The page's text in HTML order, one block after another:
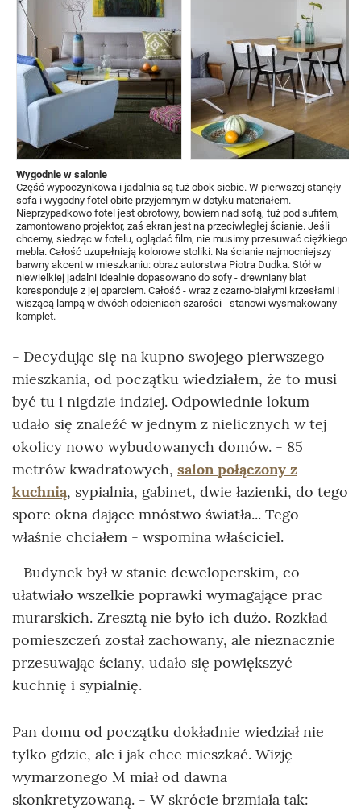
Wygodnie w salonie
Część wypoczynkowa i jadalnia są tuż obok siebie. W pierwszej stanęły
sofa i wygodny fotel obite przyjemnym w dotyku materiałem.
Nieprzypadkowo fotel jest obrotowy, bowiem nad sofą, tuż pod sufitem,
zamontowano projektor, zaś ekran jest na przeciwległej ścianie. Jeśli
chcemy, siedząc w fotelu, oglądać film, nie musimy przesuwać ciężkiego
mebla. Całość uzupełniają kolorowe stoliki. Na ścianie najmocniejszy
barwny akcent w mieszkaniu: obraz autorstwa Piotra Dudka. Stół w
niewielkiej jadalni idealnie dopasowano do sofy - drewniany blat
koresponduje z jej oparciem. Całość - wraz z czarno-białymi krzesłami i
wiszącą lampą w dwóch odcieniach szarości - stanowi wysmakowany
komplet.
- Decydując się na kupno swojego pierwszego
mieszkania, od początku wiedziałem, że to musi
być tu i nigdzie indziej. Odpowiednie lokum
udało się znaleźć w jednym z nielicznych w tej
okolicy nowo wybudowanych domów. - 85
metrów kwadratowych, salon połączony z
kuchnią, sypialnia, gabinet, dwie łazienki, do tego
spore okna dające mnóstwo światła... Tego
właśnie chciałem - wspomina właściciel.
- Budynek był w stanie deweloperskim, co
ułatwiało wszelkie poprawki wymagające prac
murarskich. Zresztą nie było ich dużo. Rozkład
pomieszczeń został zachowany, ale nieznacznie
przesuwając ściany, udało się powiększyć
kuchnię i sypialnię.
Pan domu od początku dokładnie wiedział nie
tylko gdzie, ale i jak chce mieszkać. Wizję
wymarzonego M miał od dawna
skonkretyzowaną. - W skrócie brzmiała tak: